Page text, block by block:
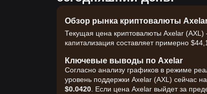
Обзор рынка криптовалюты
Текущая цена криптовалюты Axelar
капитализация составляет примерно
Ключевые выводы по Axelar
Согласно анализу графиков в режиме
уровень поддержки Axelar (AXL) сейчас
$0.0420 . Если цена Axelar выйдет за